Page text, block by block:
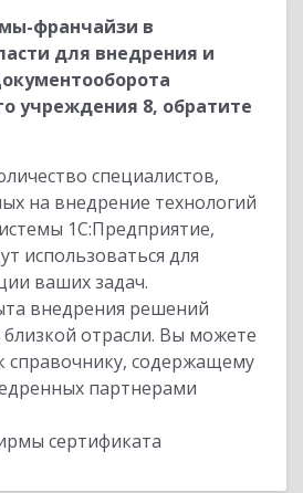
франчайзи в
для внедрения и
учреждения 8, обратите
специалистов,
на внедрение технологий
1С:Предприятие,
использоваться для
ваших задач.
внедрения решений
отрасли. Вы можете
справочнику, содержащему
партнерами
сертификата